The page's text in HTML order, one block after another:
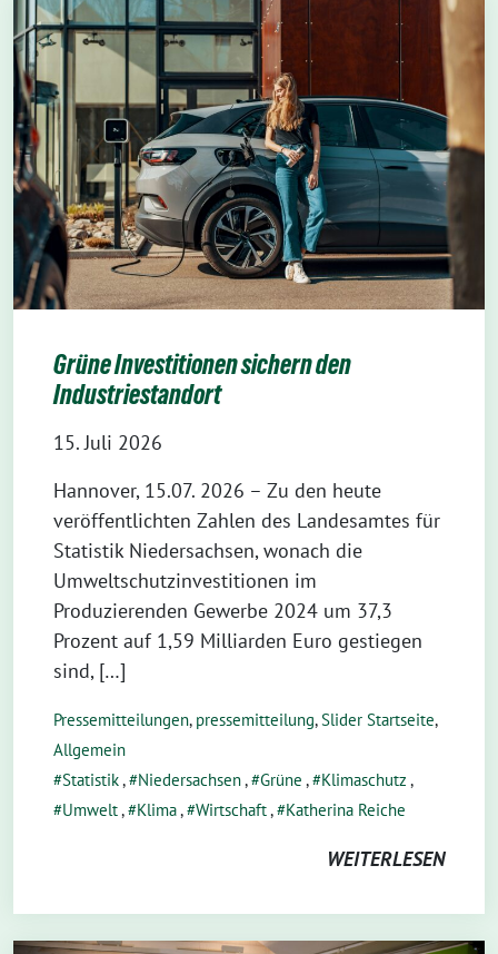
Grüne Investitionen sichern den
Industriestandort
15. Juli 2026
Hannover, 15.07. 2026 – Zu den heute
veröffentlichten Zahlen des Landesamtes für
Statistik Niedersachsen, wonach die
Umweltschutzinvestitionen im
Produzierenden Gewerbe 2024 um 37,3
Prozent auf 1,59 Milliarden Euro gestiegen
sind, […]
Pressemitteilungen, pressemitteilung,Slider Startseite,
Allgemein
Statistik, Niedersachsen, Grüne , Klimaschutz ,
Umwelt, Klima, Wirtschaft, Katherina Reiche
WEITERLESEN